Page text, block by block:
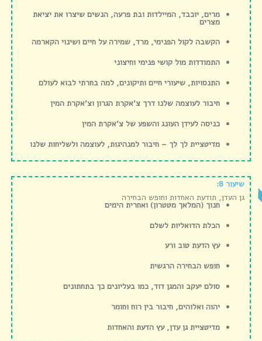
מרים, יוכבד, המיילדות ובת פרעה, הנשים שיצרו את יציאת
מצרים
הקשבה לקול הפנימי, מרד, שמירה על חיים ושינוי הקארמה
התמודדות מול קושי פנימי וחיצוני
התנסויות, שיעורי חיים ותיקונים, למה בחרתי לבוא לעולם
חיבור לעוצמה שלנו דרך צ’אקרת הגרון וצ’אקרת המין
כניסה לעידן העונג והשפע של צ’אקרת המין
מדיטציית לך לך – חיבור למנהיגות, לעוצמה ולשליחות שלנו
שיעור 8:
גן העדן, תודעת האחדות וחופש הבחירה
חנוך (המלאך מטטרון) ואחרית הימים
הכלת הדואליות לשלם
עץ הדעת טוב ורע
חופש הבחירה הרגשית
סולם יעקב והמגן דוד, כמו בעליונים כך בתחתונים
יהוה ואלוהים, חיבור בין רוח וחומר
מדיטציית גן עדן, עץ הדעת והאחדות